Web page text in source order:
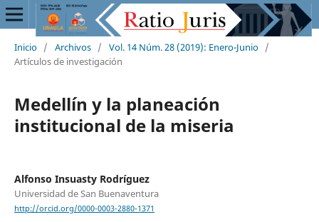
Inicio / Archivos / Vol. 14 Núm. 28 (2019): Enero-Junio /
Artículos de investigación
Medellín y la planeación
institucional de la miseria
Alfonso Insuasty Rodríguez
Universidad de San Buenaventura
http://orcid.org/0000-0003-2880-1371